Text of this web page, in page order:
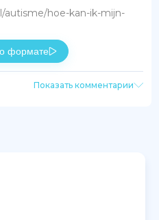
autisme/hoe-kan-ik-mijn-
формате
Показать комментарии